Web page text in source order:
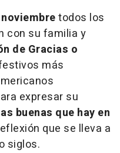
todos los
con su familia y
de Gracias o
más
expresar su
buenas que hay en
que se lleva a
siglos.